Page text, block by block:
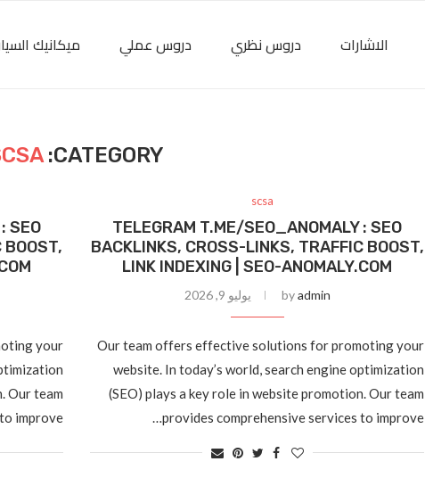
الاشارات دروس نظري دروس عملي ميكانيك
CATEGORY:
scsa
TELEGRAM T.ME/SEO_ANOMALY : SEO
BACKLINKS, CROSS-LINKS, TRAFFIC BOOST,
LINK INDEXING | SEO-ANOMALY.COM
byadmin يوليو 9, 2026
Our team offers effective solutions for promoting your
website. In today’s world, search engine optimization
(SEO) plays a key role in website promotion. Our team
provides comprehensive services to improve…
SEO
your
Our team
improve…